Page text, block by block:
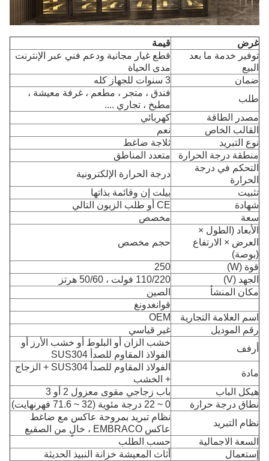
غرض
قيمة
توفير خدمة ما بعد
البيع
قطع غيار مجانية ودعم فني عبر الإنترنت
مدى الحياة
ضمان
3 سنوات للجهاز كله
طلب
فندق ، متجر ، مطعم ، غرفة معيشة ،
مطبخ ، تجاري ....
مصدر الطاقة
كهربائي
القالب الخاص
نعم
نوع التبريد
ثلاجة ضاغط
منطقة درجة الحرارة
متعدد المناطق
التحكم في درجة
الحرارة
درجة الحرارة الإلكترونية
تثبيت
بيلت إن وقائمة بذاتها
شهادة
CE أو طلب الزبون التالي
سعة
مخصص
الأبعاد (الطول ×
العرض × الارتفاع
(بوصة)
حجم مخصص
قوة (W)
250
الجهد (V)
110/220 فولت ، 50/60 هرتز
مكان المنشأ
الصين
قوانغدونغ
اسم العلامة التجارية
OEM
رقم الموديل
غير قياسي
أرفف
خشب الزان أو البلوط أو خشب الأرز أو
الفولاذ المقاوم للصدأ SUS304
مادة
الفولاذ المقاوم للصدأ SUS304 + الزجاج
+ الخشب
هيكل الباب
باب زجاجي مقوى معزول 2 أو 3
نطاق درجة حرارة
0 ~ 22 درجة مئوية (32 ~ 71.6 فهرنهايت)
نظام التبريد
نظام تبريد بمروحة عاكس مع ضاغط
عاكس EMBRACO ، خالٍ من الصقيع
السعة الاجمالية
حسب الطلب
إستعمال
أثاث المعيشة خزانة النبيذ الحديثة